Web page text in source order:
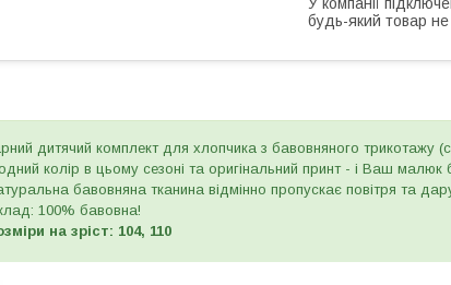
будь-який товар
дитячий комплект для хлопчика з бавовняного трикотажу
колір в цьому сезоні та оригінальний принт - і Ваш малюк
бавовняна тканина відмінно пропускає повітря та
100% бавовна!
на зріст: 104, 110